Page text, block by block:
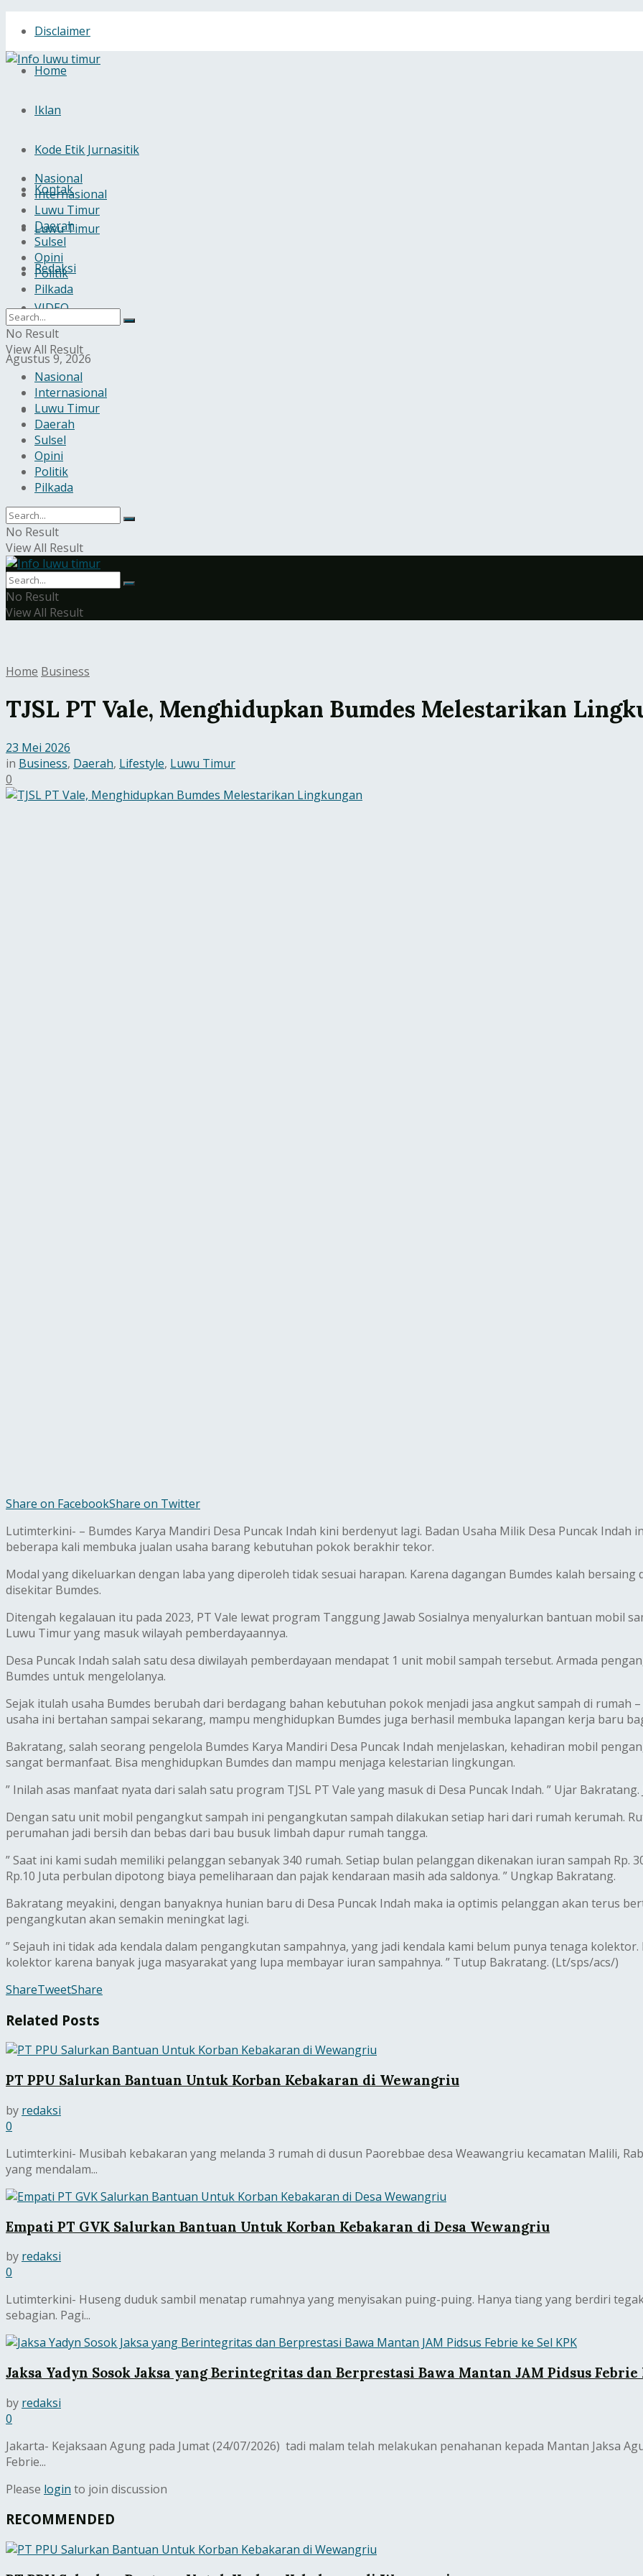
Disclaimer
Home
Iklan
Kode Etik Jurnasitik
Kontak
Luwu Timur
Redaksi
VIDEO
Agustus 9, 2026
Nasional
Internasional
Luwu Timur
Daerah
Sulsel
Opini
Politik
Pilkada
No Result
View All Result
Nasional
Internasional
Luwu Timur
Daerah
Sulsel
Opini
Politik
Pilkada
No Result
View All Result
No Result
View All Result
Home Business
TJSL PT Vale, Menghidupkan Bumdes Melestarikan
23 Mei 2026
in Business, Daerah, Lifestyle, Luwu Timur
0
Share on FacebookShare on Twitter
Lutimterkini- – Bumdes Karya Mandiri Desa Puncak Indah kini berdenyut lagi. Badan Usaha Milik Desa Puncak Indah
beberapa kali membuka jualan usaha barang kebutuhan pokok berakhir tekor.
Modal yang dikeluarkan dengan laba yang diperoleh tidak sesuai harapan. Karena dagangan Bumdes kalah
disekitar Bumdes.
Ditengah kegalauan itu pada 2023, PT Vale lewat program Tanggung Jawab Sosialnya menyalurkan bantuan mobil
Luwu Timur yang masuk wilayah pemberdayaannya.
Desa Puncak Indah salah satu desa diwilayah pemberdayaan mendapat 1 unit mobil sampah tersebut. Armada
Bumdes untuk mengelolanya.
Sejak itulah usaha Bumdes berubah dari berdagang bahan kebutuhan pokok menjadi jasa angkut sampah di rumah
usaha ini bertahan sampai sekarang, mampu menghidupkan Bumdes juga berhasil membuka lapangan kerja baru
Bakratang, salah seorang pengelola Bumdes Karya Mandiri Desa Puncak Indah menjelaskan, kehadiran mobil
sangat bermanfaat. Bisa menghidupkan Bumdes dan mampu menjaga kelestarian lingkungan.
” Inilah asas manfaat nyata dari salah satu program TJSL PT Vale yang masuk di Desa Puncak Indah. ” Ujar Bakratang.
Dengan satu unit mobil pengangkut sampah ini pengangkutan sampah dilakukan setiap hari dari rumah kerumah.
perumahan jadi bersih dan bebas dari bau busuk limbah dapur rumah tangga.
” Saat ini kami sudah memiliki pelanggan sebanyak 340 rumah. Setiap bulan pelanggan dikenakan iuran sampah Rp.
Rp.10 Juta perbulan dipotong biaya pemeliharaan dan pajak kendaraan masih ada saldonya. ” Ungkap Bakratang.
Bakratang meyakini, dengan banyaknya hunian baru di Desa Puncak Indah maka ia optimis pelanggan akan terus
pengangkutan akan semakin meningkat lagi.
” Sejauh ini tidak ada kendala dalam pengangkutan sampahnya, yang jadi kendala kami belum punya tenaga
kolektor karena banyak juga masyarakat yang lupa membayar iuran sampahnya. ” Tutup Bakratang. (Lt/sps/acs/)
ShareTweetShare
Related Posts
PT PPU Salurkan Bantuan Untuk Korban Kebakaran di Wewangriu
by redaksi
0
Lutimterkini- Musibah kebakaran yang melanda 3 rumah di dusun Paorebbae desa Weawangriu kecamatan Malili,
yang mendalam...
Empati PT GVK Salurkan Bantuan Untuk Korban Kebakaran di Desa Wewangriu
by redaksi
0
Lutimterkini- Huseng duduk sambil menatap rumahnya yang menyisakan puing-puing. Hanya tiang yang berdiri
sebagian. Pagi...
Jaksa Yadyn Sosok Jaksa yang Berintegritas dan Berprestasi Bawa Mantan JAM Pidsus Febrie
by redaksi
0
Jakarta- Kejaksaan Agung pada Jumat (24/07/2026) tadi malam telah melakukan penahanan kepada Mantan Jaksa
Febrie...
Please login to join discussion
RECOMMENDED